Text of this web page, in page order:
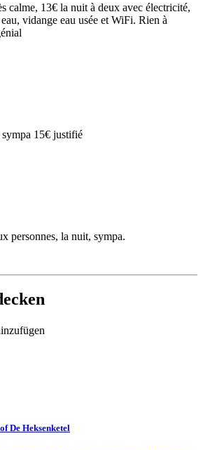
calme, 13€ la nuit à deux avec électricité,
vidange eau usée et WiFi. Rien à
sympa 15€ justifié
personnes, la nuit, sympa.
De Heksenketel